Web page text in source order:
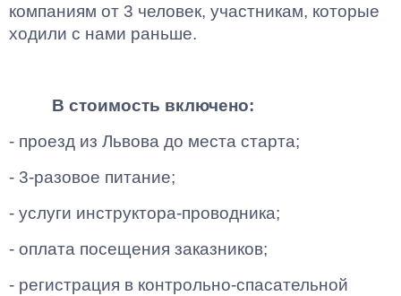
компаниям от 3 человек, участникам, которые
ходили с нами раньше.
В стоимость включено:
- проезд из Львова до места старта;
- 3-разовое питание;
- услуги инструктора-проводника;
- оплата посещения заказников;
- регистрация в контрольно-спасательной